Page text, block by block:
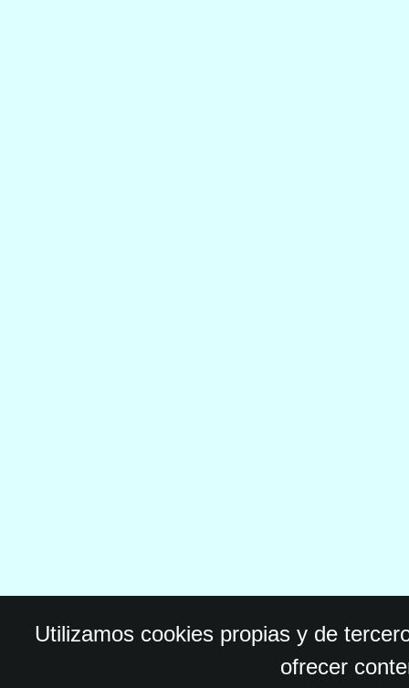
Utilizamos cookies propias y de
ofrecer